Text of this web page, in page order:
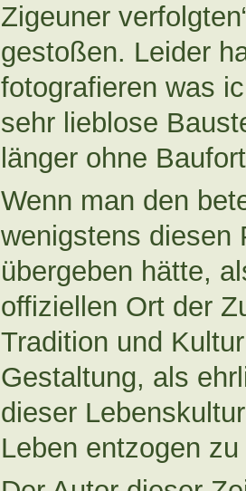
Zigeuner
gestoßen. Leider
fotografieren was
sehr lieblose
länger ohne
Wenn man den
wenigstens diesen
übergeben hätte,
offiziellen Ort der
Tradition und
Gestaltung, als
dieser
Leben entzogen